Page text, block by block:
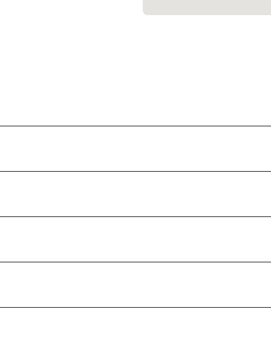
Федерација Босне и
Добрич